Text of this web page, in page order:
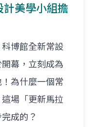
計美學小組擔
博館全新常設
幕，立刻成為
為什麼一個常
場「更新馬拉
成的？